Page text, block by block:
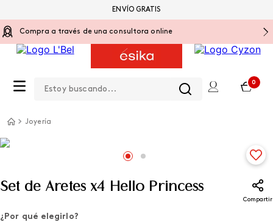
Compra a través de una consultora online
0
ENVÍO GRATIS
Joyería
Set de Aretes x4 Hello Princess
Compartir
¿Por qué elegirlo?